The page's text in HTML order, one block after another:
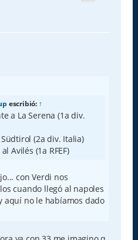
escribió: ↑
a La Serena (1a div.
(2a div. Italia)
Avilés (1a RFEF)
con Verdi nos
cuando llegó al napoles
aquí no le habíamos dado